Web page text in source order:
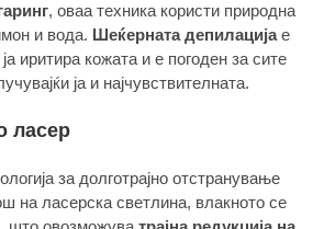
, оваа техника користи природна
и вода. Шеќерната депилацијае
иритира кожата и е погоден за сите
ја и најчувствителната.
ласер
за долготрајно отстранување
на ласерска светлина, влакното се